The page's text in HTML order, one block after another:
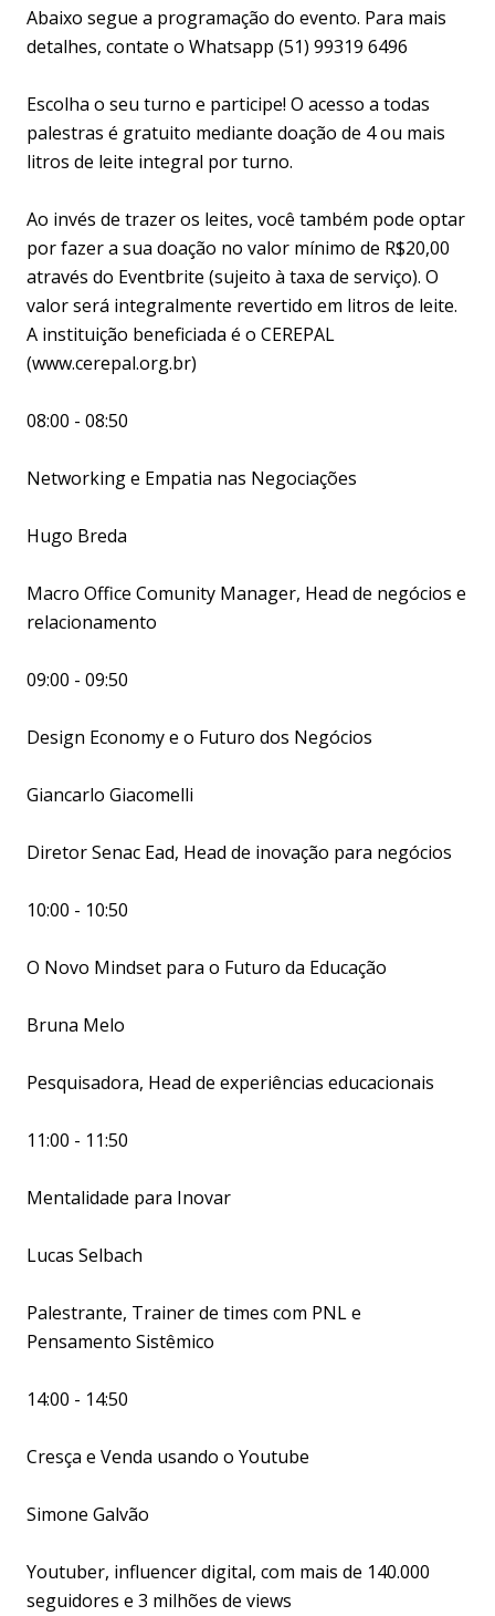
Abaixo segue a programação do evento. Para mais
detalhes, contate o Whatsapp (51) 99319 6496
Escolha o seu turno e participe! O acesso a todas
palestras é gratuito mediante doação de 4 ou mais
litros de leite integral por turno.
Ao invés de trazer os leites, você também pode optar
por fazer a sua doação no valor mínimo de R$20,00
através do Eventbrite (sujeito à taxa de serviço). O
valor será integralmente revertido em litros de leite.
A instituição beneficiada é o CEREPAL
(www.cerepal.org.br)
08:00 - 08:50
Networking e Empatia nas Negociações
Hugo Breda
Macro Office Comunity Manager, Head de negócios e
relacionamento
09:00 - 09:50
Design Economy e o Futuro dos Negócios
Giancarlo Giacomelli
Diretor Senac Ead, Head de inovação para negócios
10:00 - 10:50
O Novo Mindset para o Futuro da Educação
Bruna Melo
Pesquisadora, Head de experiências educacionais
11:00 - 11:50
Mentalidade para Inovar
Lucas Selbach
Palestrante, Trainer de times com PNL e
Pensamento Sistêmico
14:00 - 14:50
Cresça e Venda usando o Youtube
Simone Galvão
Youtuber, influencer digital, com mais de 140.000
seguidores e 3 milhões de views